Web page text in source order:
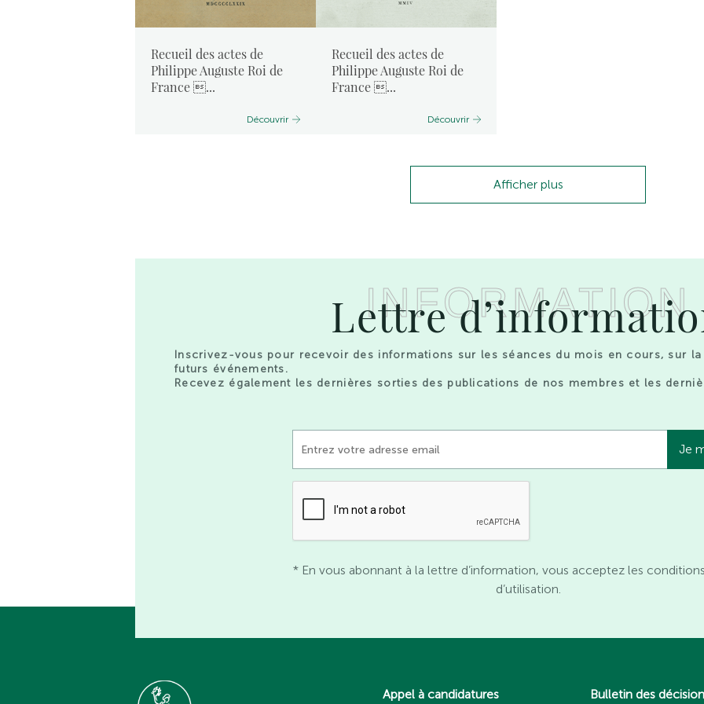
Recueil des actes de
Philippe Auguste Roi de
France ...
Découvrir
Recueil des actes de
Philippe Auguste Roi de
France ...
Découvrir
Afficher plus
INFORMATION
Lettre
Inscrivez-vous pour recevoir des informations sur les séances du mois en cours, sur la
futurs événements.
Recevez également les dernières sorties des publications de nos membres et les
* En vous abonnant à la lettre d’information, vous acceptez les
d’utilisation.
Appel à candidatures Bulletin des